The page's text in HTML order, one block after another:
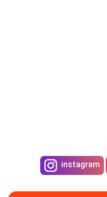
instagram